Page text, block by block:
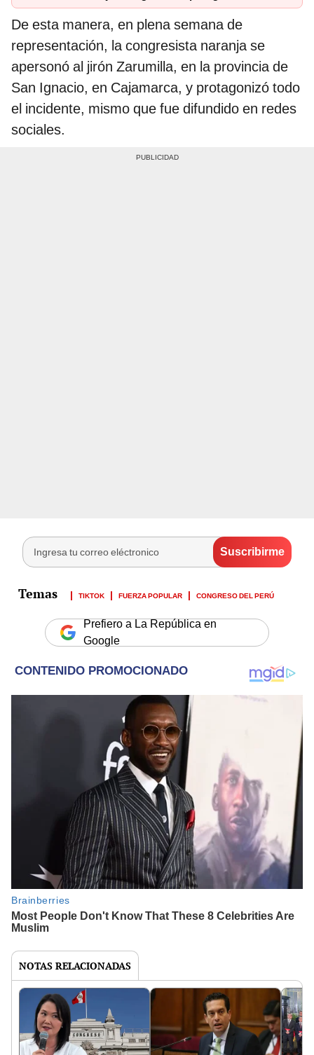
De esta manera, en plena semana de
representación, la congresista naranja se
apersonó al jirón Zarumilla, en la provincia de
San Ignacio, en Cajamarca, y protagonizó todo
el incidente, mismo que fue difundido en redes
sociales.
TIKTOK FUERZA POPULAR CONGRESO DEL PERÚ
Prefiero a La República en
Google
NOTAS RELACIONADAS